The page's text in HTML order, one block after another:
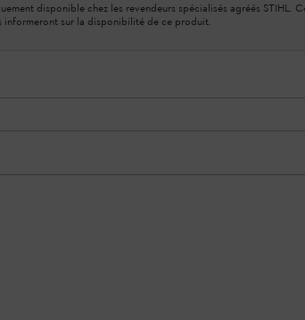
disponible chez les revendeurs spécialisés agréés STIHL.
informeront sur la disponibilité de ce produit.